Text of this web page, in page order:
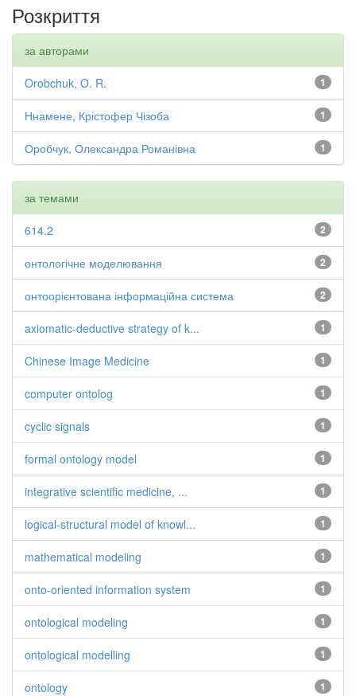
Розкриття
за авторами
1
Orobchuk, O. R.
1
Ннамене, Крістофер Чізоба
1
Оробчук, Олександра Романівна
за темами
2
614.2
2
онтологічне моделювання
2
онтоорієнтована інформаційна система
1
axiomatic-deductive strategy of k...
1
Chinese Image Medicine
1
computer ontolog
1
cyclic signals
1
formal ontology model
1
integrative scientific medicine, ...
1
logical-structural model of knowl...
1
mathematical modeling
1
onto-oriented information system
1
ontological modeling
1
ontological modelling
1
ontology